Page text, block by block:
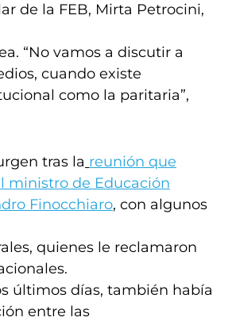
de la FEB, Mirta Petrocini,
“No vamos a discutir a
cuando existe
como la paritaria”,
tras la reunión que
ministro de Educación
Finocchiaro, con algunos
quienes le reclamaron
últimos días, también había
entre las